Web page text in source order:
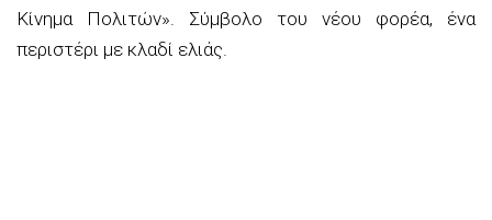
Κίνημα Πολιτών». Σύμβολο του νέου φορέα, ένα
περιστέρι με κλαδί ελιάς.